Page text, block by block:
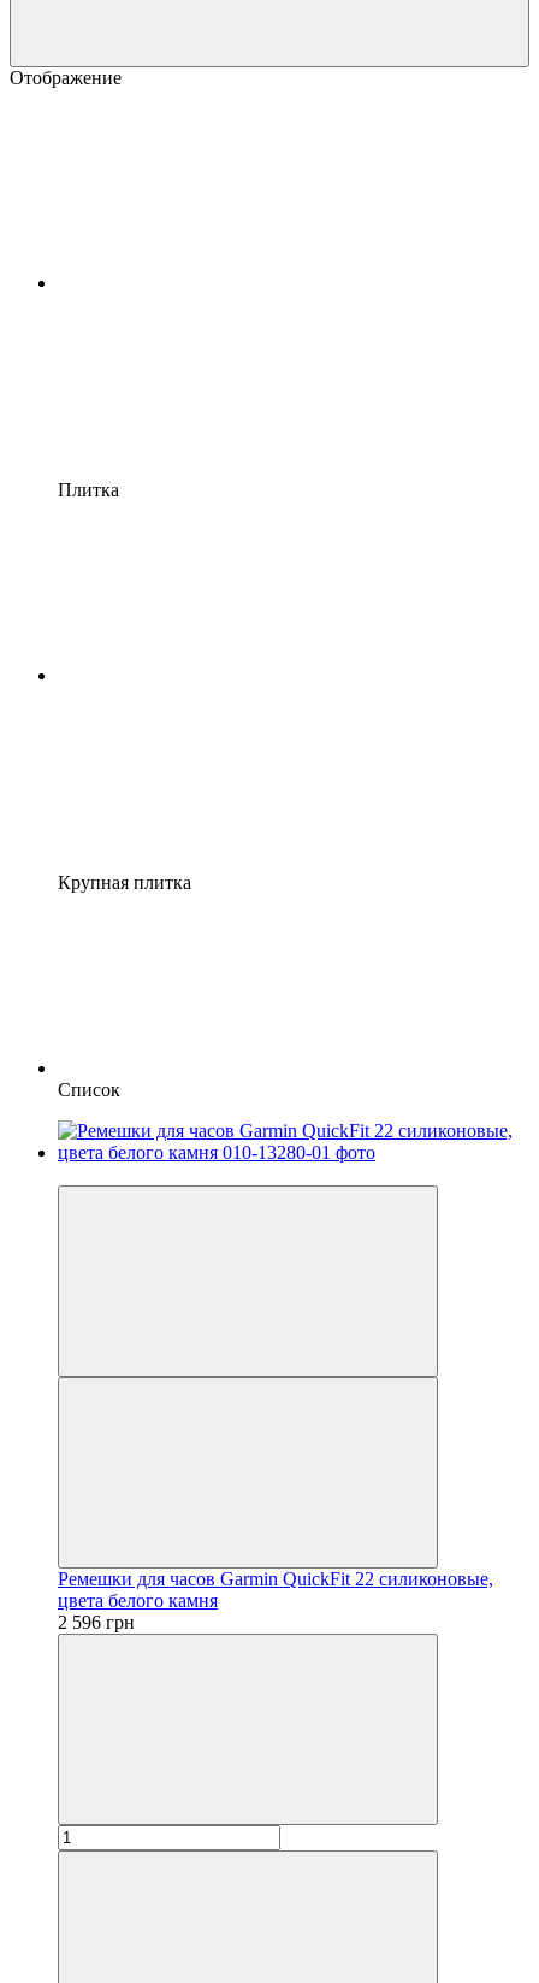
Отображение
Плитка
Крупная плитка
Список
Ремешки для часов Garmin QuickFit 22 силиконовые,
цвета белого камня
2 596 грн